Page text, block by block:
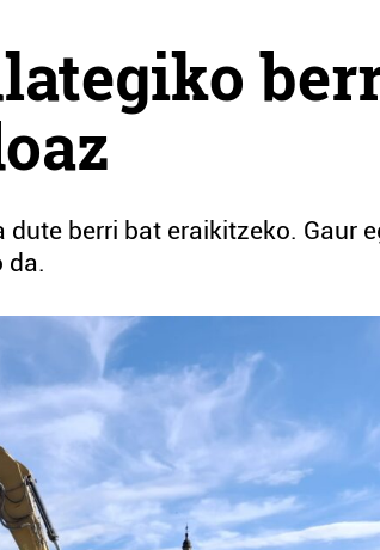
berri bat eraikitzeko. Gaur
da.